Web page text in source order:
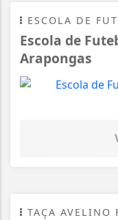
ESCOLA DE
Escola de
Arapongas
TAÇA AVELINO